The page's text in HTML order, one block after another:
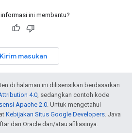
ini membantu?
Kirim masukan
di halaman ini dilisensikan berdasarkan
4.0, sedangkan contoh kode
Apache 2.0. Untuk mengetahui
Kebijakan Situs Google Developers. Java
dari Oracle dan/atau afiliasinya.